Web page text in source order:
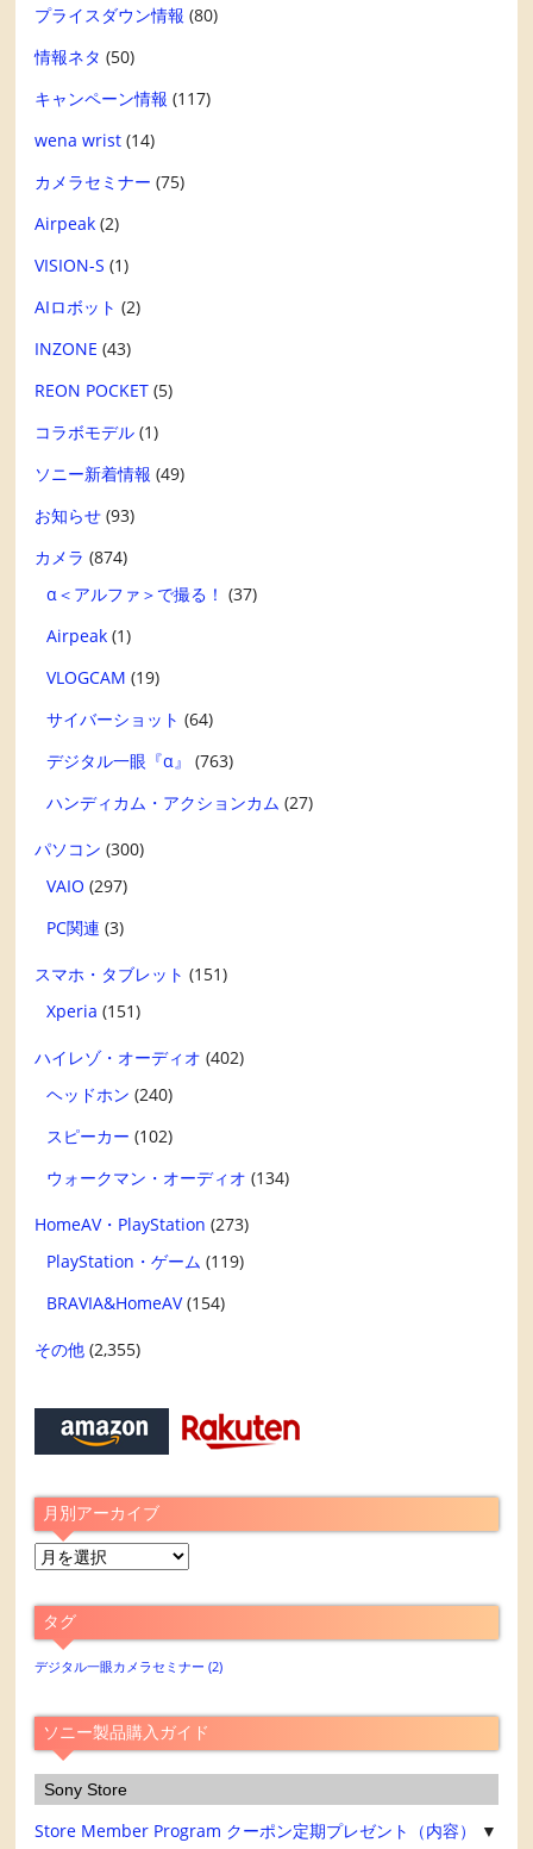
プライスダウン情報 (80)
情報ネタ (50)
キャンペーン情報 (117)
wena wrist (14)
カメラセミナー (75)
Airpeak (2)
VISION-S (1)
AIロボット (2)
INZONE (43)
REON POCKET (5)
コラボモデル (1)
ソニー新着情報 (49)
お知らせ (93)
カメラ (874)
α＜アルファ＞で撮る！ (37)
Airpeak (1)
VLOGCAM (19)
サイバーショット (64)
デジタル一眼『α』
(763)
ハンディカム・アクションカム (27)
パソコン (300)
VAIO (297)
PC関連 (3)
スマホ・タブレット (151)
Xperia (151)
ハイレゾ・オーディオ (402)
ヘッドホン (240)
スピーカー (102)
ウォークマン・オーディオ (134)
HomeAV・PlayStation (273)
PlayStation・ゲーム (119)
BRAVIA&HomeAV(154)
その他 (2,355)
月別アーカイブ
月
ア
ー
カ
ブ
タグ
デジタル一眼カメラセミナー (2)
ソニー製品購入ガイド
Sony Store
Store Member Program クーポン定期プレゼント（内容）
▼